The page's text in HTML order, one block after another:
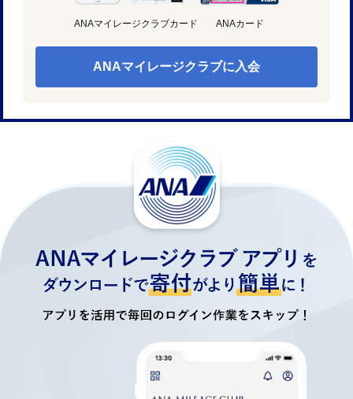
ANAマイレージクラブカード ANAカード
ANAマイレージクラブに入会